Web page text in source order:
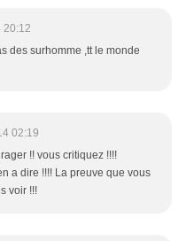
20:12
des surhomme ,tt le monde
02:19
!! vous critiquez !!!!
a dire !!!! La preuve que vous
voir !!!